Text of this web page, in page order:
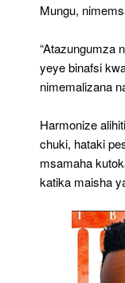
Mungu,
“Atazungumza
yeye binafsi
nimemalizana
Harmonize
chuki, hataki
msamaha
katika maisha